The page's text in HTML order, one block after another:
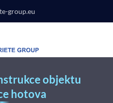
group.eu
objektu
hotova